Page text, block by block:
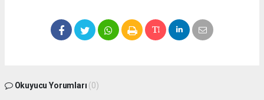
Okuyucu Yorumları (0)